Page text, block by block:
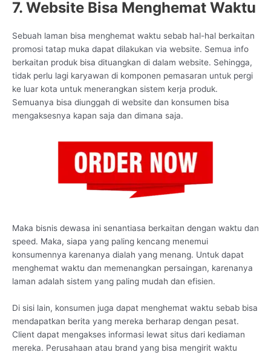
7. Website Bisa Menghemat Waktu
Sebuah laman bisa menghemat waktu sebab hal-hal berkaitan
promosi tatap muka dapat dilakukan via website. Semua info
berkaitan produk bisa dituangkan di dalam website. Sehingga,
tidak perlu lagi karyawan di komponen pemasaran untuk pergi
ke luar kota untuk menerangkan sistem kerja produk.
Semuanya bisa diunggah di website dan konsumen bisa
mengaksesnya kapan saja dan dimana saja.
Maka bisnis dewasa ini senantiasa berkaitan dengan waktu dan
speed. Maka, siapa yang paling kencang menemui
konsumennya karenanya dialah yang menang. Untuk dapat
menghemat waktu dan memenangkan persaingan, karenanya
laman adalah sistem yang paling mudah dan efisien.
Di sisi lain, konsumen juga dapat menghemat waktu sebab bisa
mendapatkan berita yang mereka berharap dengan pesat.
Client dapat mengakses informasi lewat situs dari kediaman
mereka. Perusahaan atau brand yang bisa mengirit waktu